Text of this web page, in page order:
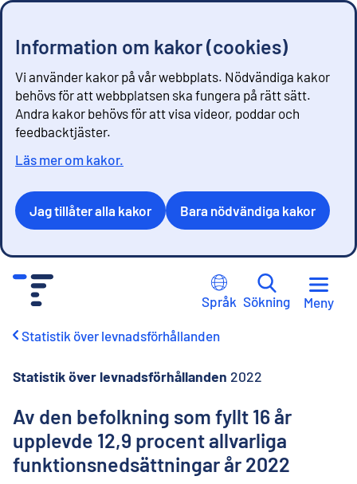
Information om kakor (cookies)
Vi använder kakor på vår webbplats. Nödvändiga kakor
behövs för att webbplatsen ska fungera på rätt sätt.
Andra kakor behövs för att visa videor, poddar och
feedbacktjäster.
Läs mer om kakor.
Jag tillåter alla kakor Bara nödvändiga kakor
Språk Sökning Meny
Statistik över levnadsförhållanden
Statistik över levnadsförhållanden 2022
Av den befolkning som fyllt 16 år
upplevde 12,9 procent allvarliga
funktionsnedsättningar år 2022